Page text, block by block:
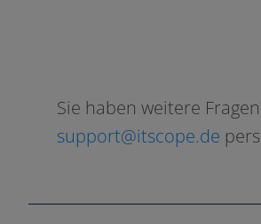
Sie haben wei­te­re
support@itscope.de